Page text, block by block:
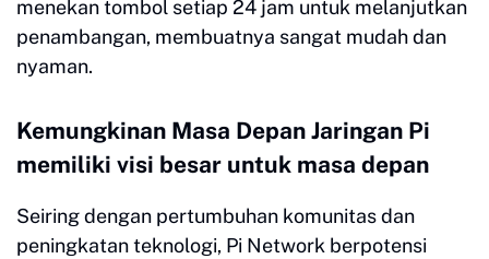
menekan tombol setiap 24 jam untuk melanjutkan
penambangan, membuatnya sangat mudah dan
nyaman.
Kemungkinan Masa Depan Jaringan Pi
memiliki visi besar untuk masa depan
Seiring dengan pertumbuhan komunitas dan
peningkatan teknologi, Pi Network berpotensi